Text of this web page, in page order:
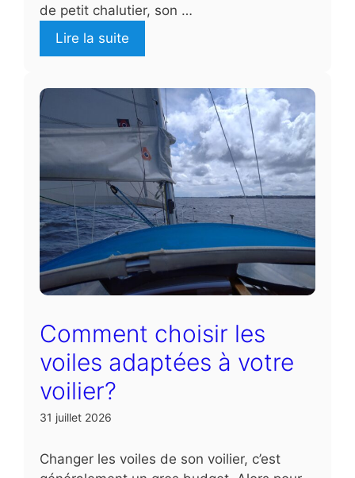
de petit chalutier, son …
Lire la suite
Comment choisir les
voiles adaptées à votre
voilier?
31 juillet 2026
Changer les voiles de son voilier, c’est